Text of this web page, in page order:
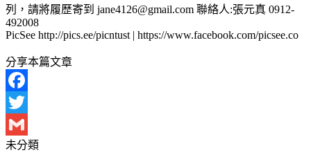
列，請將履歷寄到 jane4126@gmail.com 聯絡人:張元真 0912-
492008
PicSee http://pics.ee/picntust | https://www.facebook.com/picsee.co
分享本篇文章
Facebook
Twitter
Gmail
未分類